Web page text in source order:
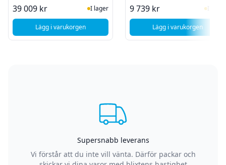
39 009 kr I Lager
I lager
Lägg i varukorgen, Lenovo Thinkpad P16v G3 - Intel Core Ultra 7 255H -
9 739 kr I
Lägg i varukorgen
, MSI Modern 15
Supersnabb leverans
Vi förstår att du inte vill vänta. Därför packar och